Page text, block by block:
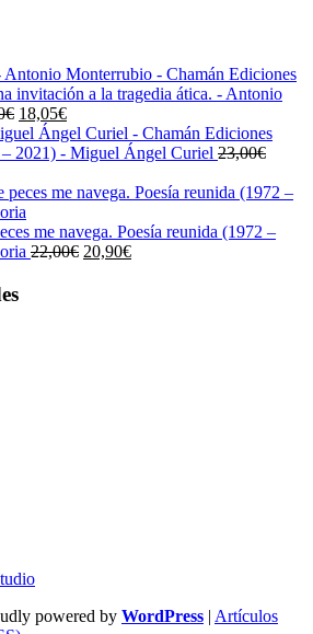
invitación a la tragedia ática. - Antonio
€ El
precio
original
19,00€.
18,05€El
precio
actual
18,05€.
2021) - Miguel Ángel Curiel 23,00€
me navega. Poesía reunida (1972 –
22,00€ El
20,90€El
powered by WordPress | Artículos